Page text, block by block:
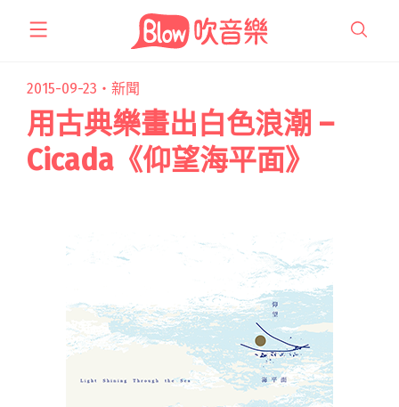
2015-09-23・ 新聞
用古典樂畫出白色浪潮 –
Cicada《仰望海平面》